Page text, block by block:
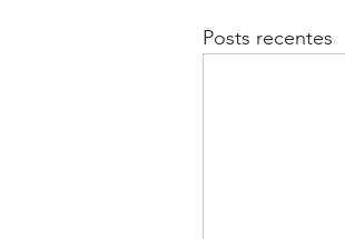
Posts recentes